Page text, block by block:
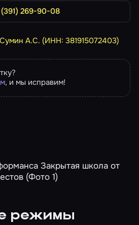
(391) 269-90-08
А.С. (ИНН: 381915072403)
, и мы исправим!
режимы